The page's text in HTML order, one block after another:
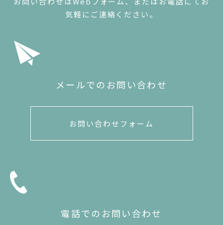
気軽にご連絡ください。
メールでのお問い合わせ
お問い合わせフォーム
電話でのお問い合わせ